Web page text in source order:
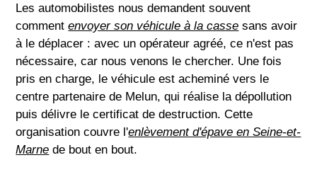
Les automobilistes nous demandent souvent
commentenvoyer son véhicule à la casse sans avoir
à le déplacer : avec un opérateur agréé, ce n'est pas
nécessaire, car nous venons le chercher. Une fois
pris en charge, le véhicule est acheminé vers le
centre partenaire de Melun, qui réalise la dépollution
puis délivre le certificat de destruction. Cette
organisation couvre l'enlèvement d'épave en Seine-et-
Marne de bout en bout.